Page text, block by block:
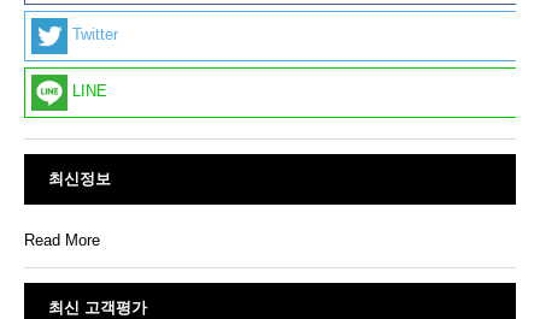
Twitter
LINE
최신정보
Read More
최신 고객평가